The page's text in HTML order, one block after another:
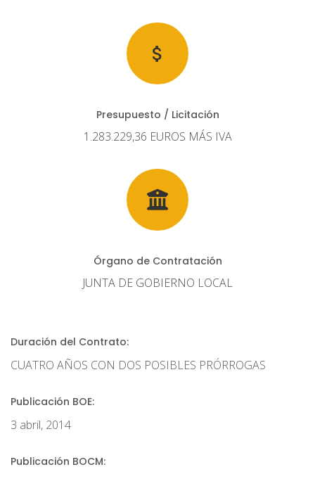
Presupuesto / Licitación
1.283.229,36 EUROS MÁS IVA
Órgano de Contratación
JUNTA DE GOBIERNO LOCAL
Duración del Contrato:
CUATRO AÑOS CON DOS POSIBLES PRÓRROGAS
Publicación BOE:
3 abril, 2014
Publicación BOCM: